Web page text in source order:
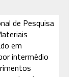
de Pesquisa
em
intermédio